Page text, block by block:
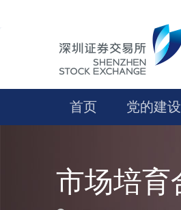
首页 党的建设
市场培育